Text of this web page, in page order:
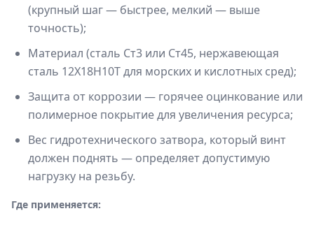
(крупный шаг — быстрее, мелкий — выше
точность);
Материал (сталь Ст3 или Ст45, нержавеющая
сталь 12X18H10T для морских и кислотных сред);
Защита от коррозии — горячее оцинкование или
полимерное покрытие для увеличения ресурса;
Вес гидротехнического затвора, который винт
должен поднять — определяет допустимую
нагрузку на резьбу.
Где применяется: